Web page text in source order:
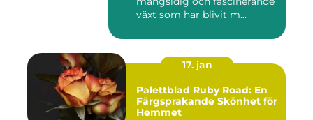
växt som har blivit m...
17. jan
Palettblad Ruby Road: En
Färgsprakande Skönhet för
Hemmet